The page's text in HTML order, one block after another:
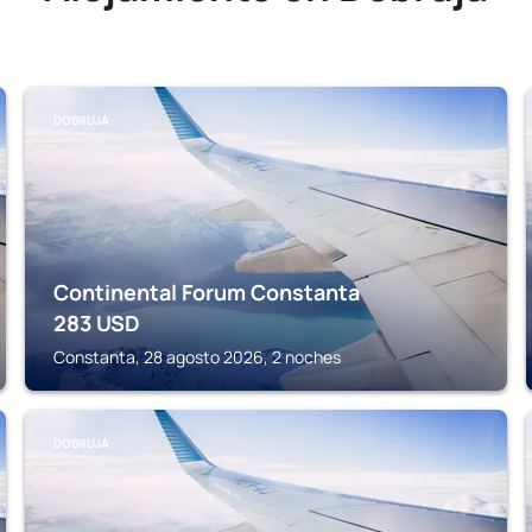
DOBRUJA
Continental Forum Constanta
283 USD
Constanta, 28 agosto 2026, 2 noches
DOBRUJA